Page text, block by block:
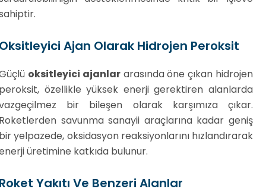
Ajan Olarak Hidrojen Peroksit
oksitleyici ajanlararasında öne çıkan hidrojen
özellikle yüksek enerji gerektiren alanlarda
bir bileşen olarak karşımıza çıkar.
savunma sanayii araçlarına kadar geniş
yelpazede, oksidasyon reaksiyonlarını hızlandırarak
üretimine katkıda bulunur.
Yakıtı Ve Benzeri Alanlar